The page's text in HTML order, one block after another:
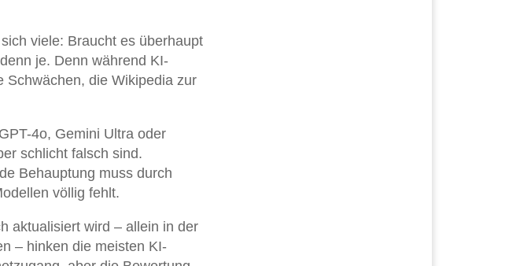
viele: Braucht es überhaupt
je. Denn während KI-
Schwächen, die Wikipedia zur
4o, Gemini Ultra oder
schlicht falsch sind.
Behauptung muss durch
völlig fehlt.
aktualisiert wird – allein in der
– hinken die meisten KI-